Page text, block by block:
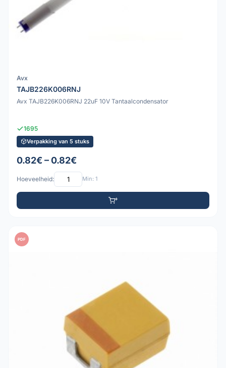
Avx
TAJB226K006RNJ
Avx TAJB226K006RNJ 22uF 10V Tantaalcondensator
1695
Verpakking van 5 stuks
0.82€ – 0.82€
Hoeveelheid: Min: 1
PDF